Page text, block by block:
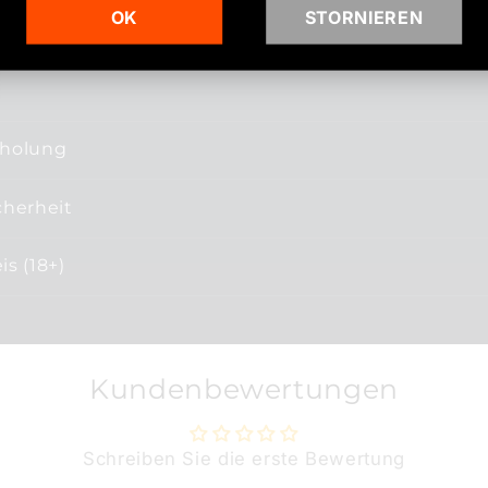
(18+)
Kundenbewertungen
Schreiben Sie die erste Bewertung
OK STORNIEREN